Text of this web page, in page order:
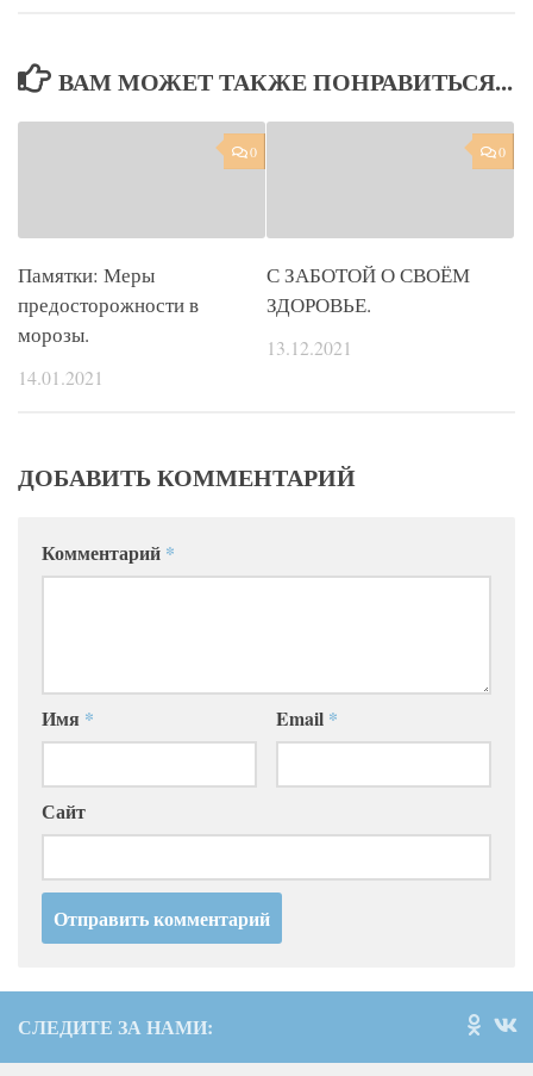
ВАМ МОЖЕТ ТАКЖЕ ПОНРАВИТЬСЯ...
0
Памятки: Меры
предосторожности в
морозы.
14.01.2021
0
С ЗАБОТОЙ О СВОЁМ
ЗДОРОВЬЕ.
13.12.2021
ДОБАВИТЬ КОММЕНТАРИЙ
Комментарий *
Имя * Email *
Сайт
СЛЕДИТЕ ЗА НАМИ: